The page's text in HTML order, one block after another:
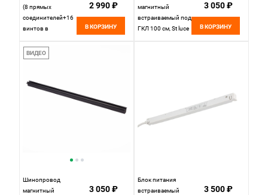
(8 прямых
соединителей+16
винтов в
ST039.429.00 St
Luce Skyline 48
2 990 ₽
В КОРЗИНУ
магнитный
встраиваемый под
ГКЛ 100 см, St luce
3 050 ₽
В КОРЗИНУ
ВИДЕО
Шинопровод
магнитный
3 050 ₽
Блок питания
встраиваемый
3 500 ₽